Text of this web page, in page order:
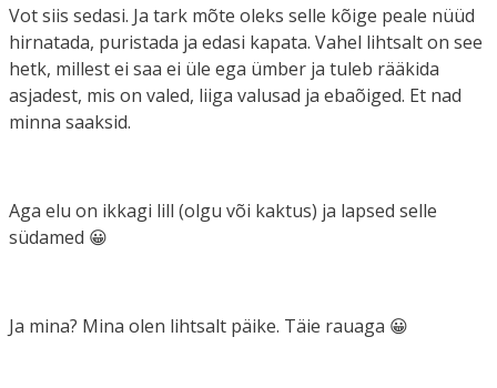
Vot siis sedasi. Ja tark mõte oleks selle kõige peale nüüd
hirnatada, puristada ja edasi kapata. Vahel lihtsalt on see
hetk, millest ei saa ei üle ega ümber ja tuleb rääkida
asjadest, mis on valed, liiga valusad ja ebaõiged. Et nad
minna saaksid.
Aga elu on ikkagi lill (olgu või kaktus) ja lapsed selle
südamed 😀
Ja mina? Mina olen lihtsalt päike. Täie rauaga 😀